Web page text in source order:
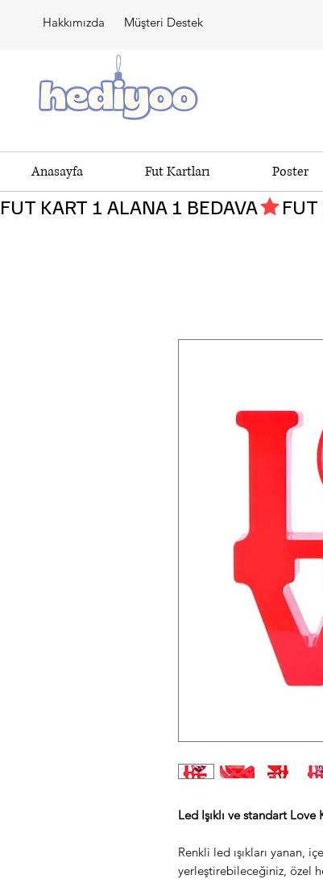
Hakkımızda Müşteri Destek
Anasayfa Fut Kartları Poster
FUT KART 1 ALANA 1 BEDAVA
Led Işıklı ve standart
Renkli led ışıkları yanan,
yerleştirebileceğiniz, özel